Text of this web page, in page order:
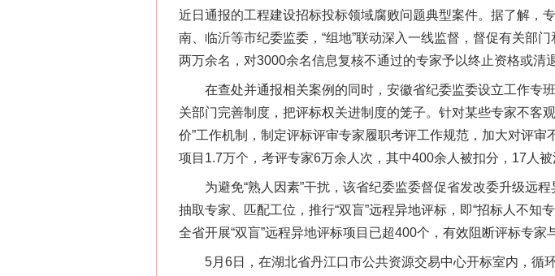
近日通报的工程建设招标投标领域腐败问题典型案件。据了解，
南、临沂等市纪委监委，“组地”联动深入一线监督，督促有关部
两万余名，对3000余名信息复核不通过的专家予以终止资格或清
在查处并通报相关案例的同时，安徽省纪委监委设立工作专
关部门完善制度，把评标权关进制度的笼子。针对某些专家不客
价”工作机制，制定评标评审专家履职考评工作规范，加大对评
项目1.7万个，考评专家6万余人次，其中400余人被扣分，17人被
为避免“熟人因素”干扰，该省纪委监委督促省发改委升级远
抽取专家、匹配工位，推行“双盲”远程异地评标，即“招标人不知
全省开展“双盲”远程异地评标项目已超400个，有效阻断评标专家
5月6日，在湖北省丹江口市公共资源交易中心开标室内，循环
网上购药对药下症？